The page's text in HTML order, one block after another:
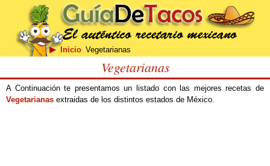
Inicio Vegetarianas
Vegetarianas
A Continuación te presentamos un listado con las mejores recetas de
Vegetarianas extraidas de los distintos estados de México.